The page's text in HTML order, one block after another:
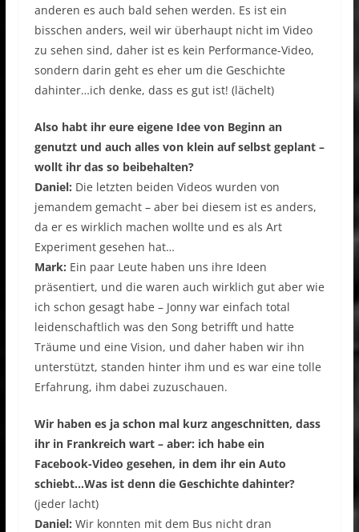
anderen es auch bald sehen werden. Es ist ein
bisschen anders, weil wir überhaupt nicht im Video
zu sehen sind, daher ist es kein Performance-Video,
sondern darin geht es eher um die Geschichte
dahinter…ich denke, dass es gut ist! (lächelt)
Also habt ihr eure eigene Idee von Beginn an
genutzt und auch alles von klein auf selbst geplant –
wollt ihr das so beibehalten?
Daniel: Die letzten beiden Videos wurden von
jemandem gemacht – aber bei diesem ist es anders,
da er es wirklich machen wollte und es als Art
Experiment gesehen hat…
Mark: Ein paar Leute haben uns ihre Ideen
präsentiert, und die waren auch wirklich gut aber wie
ich schon gesagt habe – Jonny war einfach total
leidenschaftlich was den Song betrifft und hatte
Träume und eine Vision, und daher haben wir ihn
unterstützt, standen hinter ihm und es war eine tolle
Erfahrung, ihm dabei zuzuschauen.
Wir haben es ja schon mal kurz angeschnitten, dass
ihr in Frankreich wart – aber: ich habe ein
Facebook-Video gesehen, in dem ihr ein Auto
schiebt…Was ist denn die Geschichte dahinter?
(jeder lacht)
Daniel: Wir konnten mit dem Bus nicht dran